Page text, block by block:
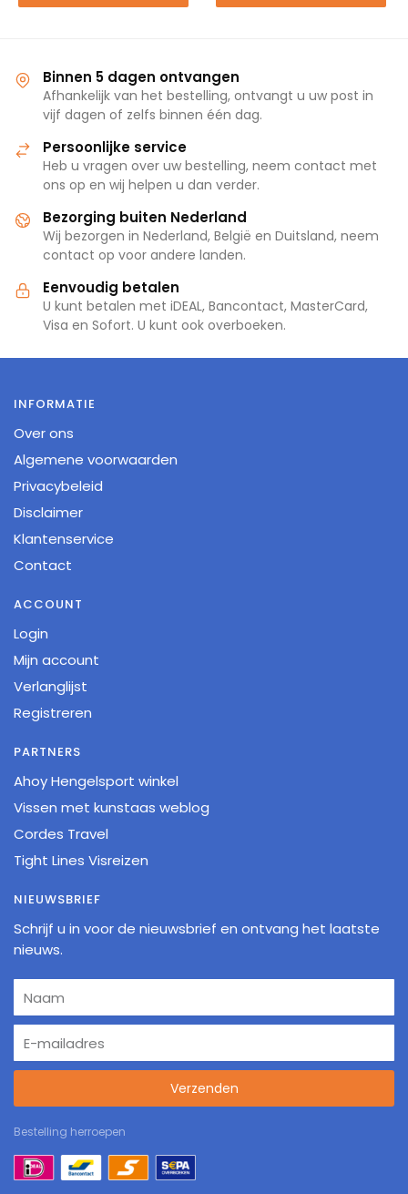
Binnen 5 dagen ontvangen
Afhankelijk van het bestelling, ontvangt u uw post in
vijf dagen of zelfs binnen één dag.
Persoonlijke service
Heb u vragen over uw bestelling, neem contact met
ons op en wij helpen u dan verder.
Bezorging buiten Nederland
Wij bezorgen in Nederland, België en Duitsland, neem
contact op voor andere landen.
Eenvoudig betalen
U kunt betalen met iDEAL, Bancontact, MasterCard,
Visa en Sofort. U kunt ook overboeken.
INFORMATIE
Over ons
Algemene voorwaarden
Privacybeleid
Disclaimer
Klantenservice
Contact
ACCOUNT
Login
Mijn account
Verlanglijst
Registreren
PARTNERS
Ahoy Hengelsport winkel
Vissen met kunstaas weblog
Cordes Travel
Tight Lines Visreizen
NIEUWSBRIEF
Schrijf u in voor de nieuwsbrief en ontvang het laatste
nieuws.
Verzenden
Bestelling herroepen